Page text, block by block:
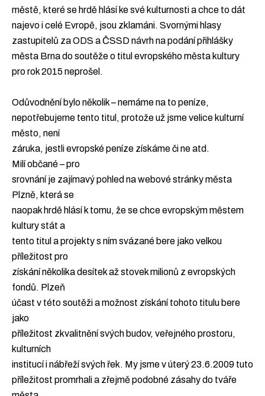
městě, které se hrdě hlásí ke své kulturnosti a chce to dát
najevo i celé Evropě, jsou zklamáni. Svornými hlasy
zastupitelů za ODS a ČSSD návrh na podání přihlášky
města Brna do soutěže o titul evropského města kultury
pro rok 2015 neprošel.
Odůvodnění bylo několik – nemáme na to peníze,
nepotřebujeme tento titul, protože už jsme velice kulturní
město, není
záruka, jestli evropské peníze získáme či ne atd.
Milí občané – pro
srovnání je zajímavý pohled na webové stránky města
Plzně, která se
naopak hrdě hlásí k tomu, že se chce evropským městem
kultury stát a
tento titul a projekty s ním svázané bere jako velkou
příležitost pro
získání několika desítek až stovek milionů z evropských
fondů. Plzeň
účast v této soutěži a možnost získání tohoto titulu bere
jako
příležitost zkvalitnění svých budov, veřejného prostoru,
kulturních
institucí i nábřeží svých řek. My jsme v úterý 23.6.2009 tuto
příležitost promrhali a zřejmě podobné zásahy do tváře